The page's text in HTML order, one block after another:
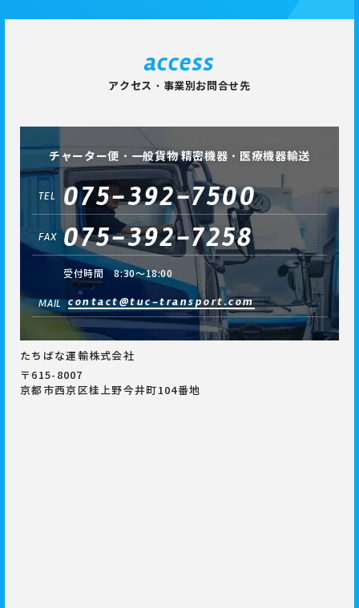
access
アクセス・事業別お問合せ先
チャーター便・一般貨物 精密機器・医療機器輸送
TEL 075-392-7500
FAX 075-392-7258
受付時間 8:30～18:00
MAIL contact@tuc-transport.com
たちばな運輸株式会社
〒615-8007
京都市西京区桂上野今井町104番地